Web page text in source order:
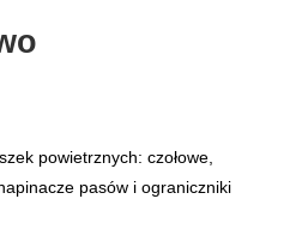
powietrznych: czołowe,
pasów i ograniczniki